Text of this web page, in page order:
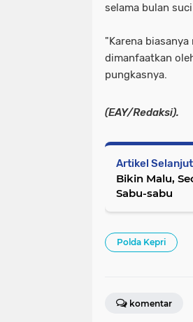
selama bulan
"Karena
dimanfaatkan
pungkasnya.
(EAY/Redaksi).
Artikel
Bikin Malu,
Sabu-sabu
Polda Kepri
komentar